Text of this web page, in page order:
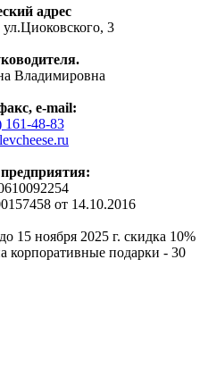
адрес
ул.Циоковского, 3
Владимировна
е-mail:
161-48-83
от 14.10.2016
15 ноября 2025 г. скидка 10%
корпоративные подарки - 30